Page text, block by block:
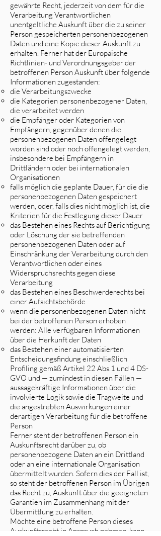
gewährte Recht, jederzeit von dem für die
Verarbeitung Verantwortlichen
unentgeltliche Auskunft über die zu seiner
Person gespeicherten personenbezogenen
Daten und eine Kopie dieser Auskunft zu
erhalten. Ferner hat der Europäische
Richtlinien- und Verordnungsgeber der
betroffenen Person Auskunft über folgende
Informationen zugestanden:
die Verarbeitungszwecke
die Kategorien personenbezogener Daten,
die verarbeitet werden
die Empfänger oder Kategorien von
Empfängern, gegenüber denen die
personenbezogenen Daten offengelegt
worden sind oder noch offengelegt werden,
insbesondere bei Empfängern in
Drittländern oder bei internationalen
Organisationen
falls möglich die geplante Dauer, für die die
personenbezogenen Daten gespeichert
werden, oder, falls dies nicht möglich ist, die
Kriterien für die Festlegung dieser Dauer
das Bestehen eines Rechts auf Berichtigung
oder Löschung der sie betreffenden
personenbezogenen Daten oder auf
Einschränkung der Verarbeitung durch den
Verantwortlichen oder eines
Widerspruchsrechts gegen diese
Verarbeitung
das Bestehen eines Beschwerderechts bei
einer Aufsichtsbehörde
wenn die personenbezogenen Daten nicht
bei der betroffenen Person erhoben
werden: Alle verfügbaren Informationen
über die Herkunft der Daten
das Bestehen einer automatisierten
Entscheidungsfindung einschließlich
Profiling gemäß Artikel 22 Abs.1 und 4 DS-
GVO und — zumindest in diesen Fällen —
aussagekräftige Informationen über die
involvierte Logik sowie die Tragweite und
die angestrebten Auswirkungen einer
derartigen Verarbeitung für die betroffene
Person
Ferner steht der betroffenen Person ein
Auskunftsrecht darüber zu, ob
personenbezogene Daten an ein Drittland
oder an eine internationale Organisation
übermittelt wurden. Sofern dies der Fall ist,
so steht der betroffenen Person im Übrigen
das Recht zu, Auskunft über die geeigneten
Garantien im Zusammenhang mit der
Übermittlung zu erhalten.
Möchte eine betroffene Person dieses
Auskunftsrecht in Anspruch nehmen, kann